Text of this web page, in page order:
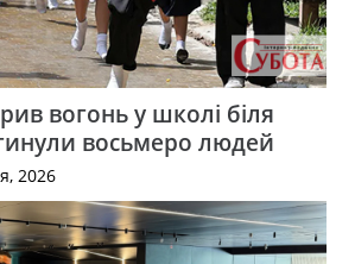
вогонь у школі біля
восьмеро людей
2026